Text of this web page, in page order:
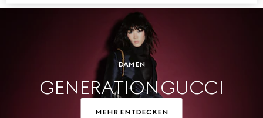
DAMEN
GENERATION GUCCI
MEHR ENTDECKEN